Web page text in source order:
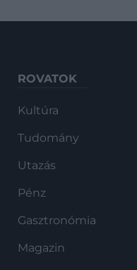
ROVATOK
Kultúra
Tudomány
Utazás
Pénz
Gasztronómia
Magazin